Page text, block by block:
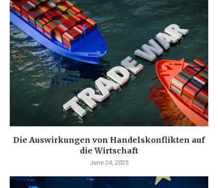
Die Auswirkungen von Handelskonflikten auf
die Wirtschaft
June 24, 2025